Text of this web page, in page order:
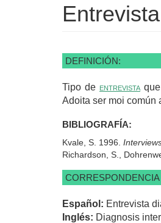
DEFINICIÓN:
Tipo de entrevista
Adoita ser moi común
BIBLIOGRAFÍA:
Kvale, S. 1996.
Richardson, S.,
Español: Entrevista
Inglés: Diagnosis